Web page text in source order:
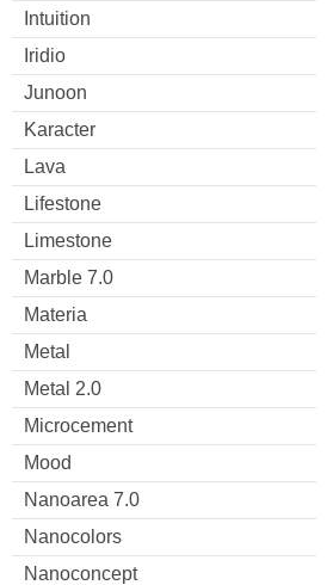
Intuition
Iridio
Junoon
Karacter
Lava
Lifestone
Limestone
Marble 7.0
Materia
Metal
Metal 2.0
Microcement
Mood
Nanoarea 7.0
Nanocolors
Nanoconcept